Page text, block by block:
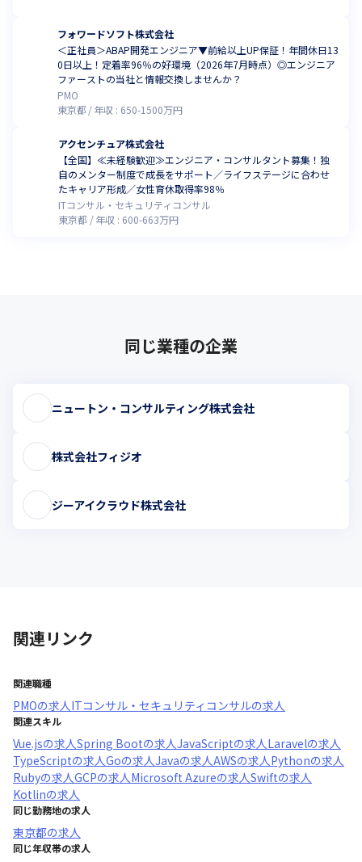
フォワードソフト株式会社
＜正社員＞ABAP開発エンジニア▼前給以上UP保証！年間休日13
0日以上！定着率96％の好環境（2026年7月時点）◎エンジニア
ファーストの当社と情報交換しませんか？
PMO
東京都
年収 : 650-1500万円
アクセンチュア株式会社
【全国】≪未経験歓迎≫エンジニア・コンサルタント募集！独
自のメンター制度で成長をサポート／ライフステージに合わせ
たキャリア形成／女性育休取得率98％
ITコンサル・セキュリティコンサル
東京都
年収 : 600-663万円
同じ業種の企業
ニュートン・コンサルティング株式会社
株式会社フィジオ
ジーアイクラウド株式会社
関連リンク
関連職種
PMOの求人ITコンサル・セキュリティコンサルの求人
関連スキル
Vue.jsの求人Spring Bootの求人JavaScriptの求人Laravelの求人
TypeScriptの求人Goの求人Javaの求人AWSの求人Pythonの求人
Rubyの求人GCPの求人Microsoft Azureの求人Swiftの求人
Kotlinの求人
同じ勤務地の求人
東京都の求人
同じ年収帯の求人